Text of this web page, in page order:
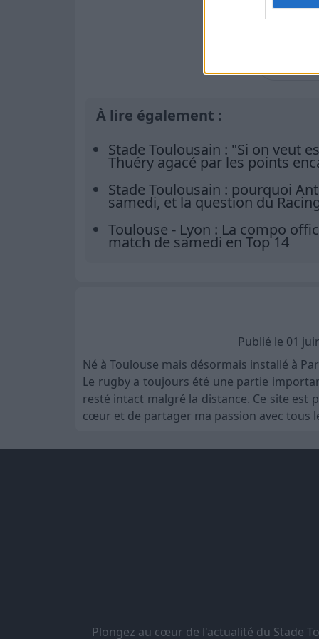
À lire également :
Stade Toulousain : "Si on veut
Thuéry agacé par les points
Stade Toulousain : pourquoi
samedi, et la question du
Toulouse - Lyon : La compo
match de samedi en Top 14
Publié le 01
Né à Toulouse mais désormais installé à
Le rugby a toujours été une partie
resté intact malgré la distance. Ce site
cœur et de partager ma passion avec tous
Plongez au cœur de l'actualité du Stade